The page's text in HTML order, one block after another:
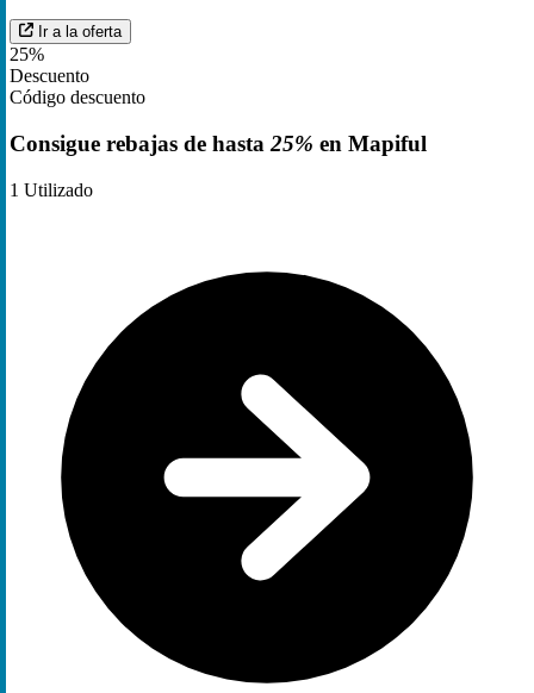
Ir a la oferta
25%
Descuento
Código descuento
Consigue rebajas de hasta 25% en Mapiful
1 Utilizado